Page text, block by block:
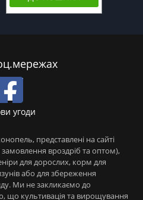
угоди
представлені на сайті
вроздріб та оптом),
для дорослих, корм для
або для збереження
Ми не закликаємо до
що культивація та вирощування